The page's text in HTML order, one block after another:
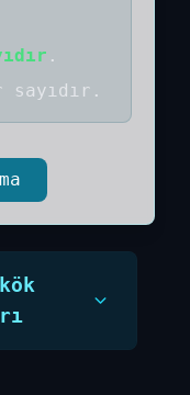
.
sayıdır .